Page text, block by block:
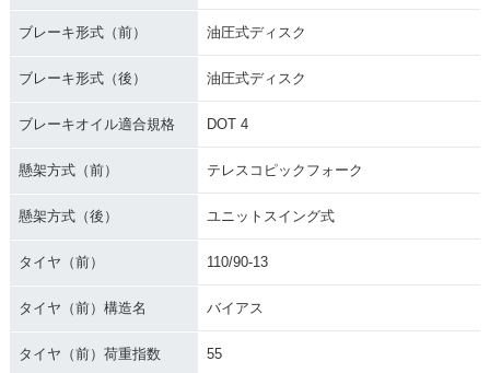
ブレーキ形式（前） 油圧式ディスク
ブレーキ形式（後） 油圧式ディスク
ブレーキオイル適合規格 DOT 4
懸架方式（前） テレスコピックフォーク
懸架方式（後） ユニットスイング式
タイヤ（前） 110/90-13
タイヤ（前）構造名 バイアス
タイヤ（前）荷重指数 55